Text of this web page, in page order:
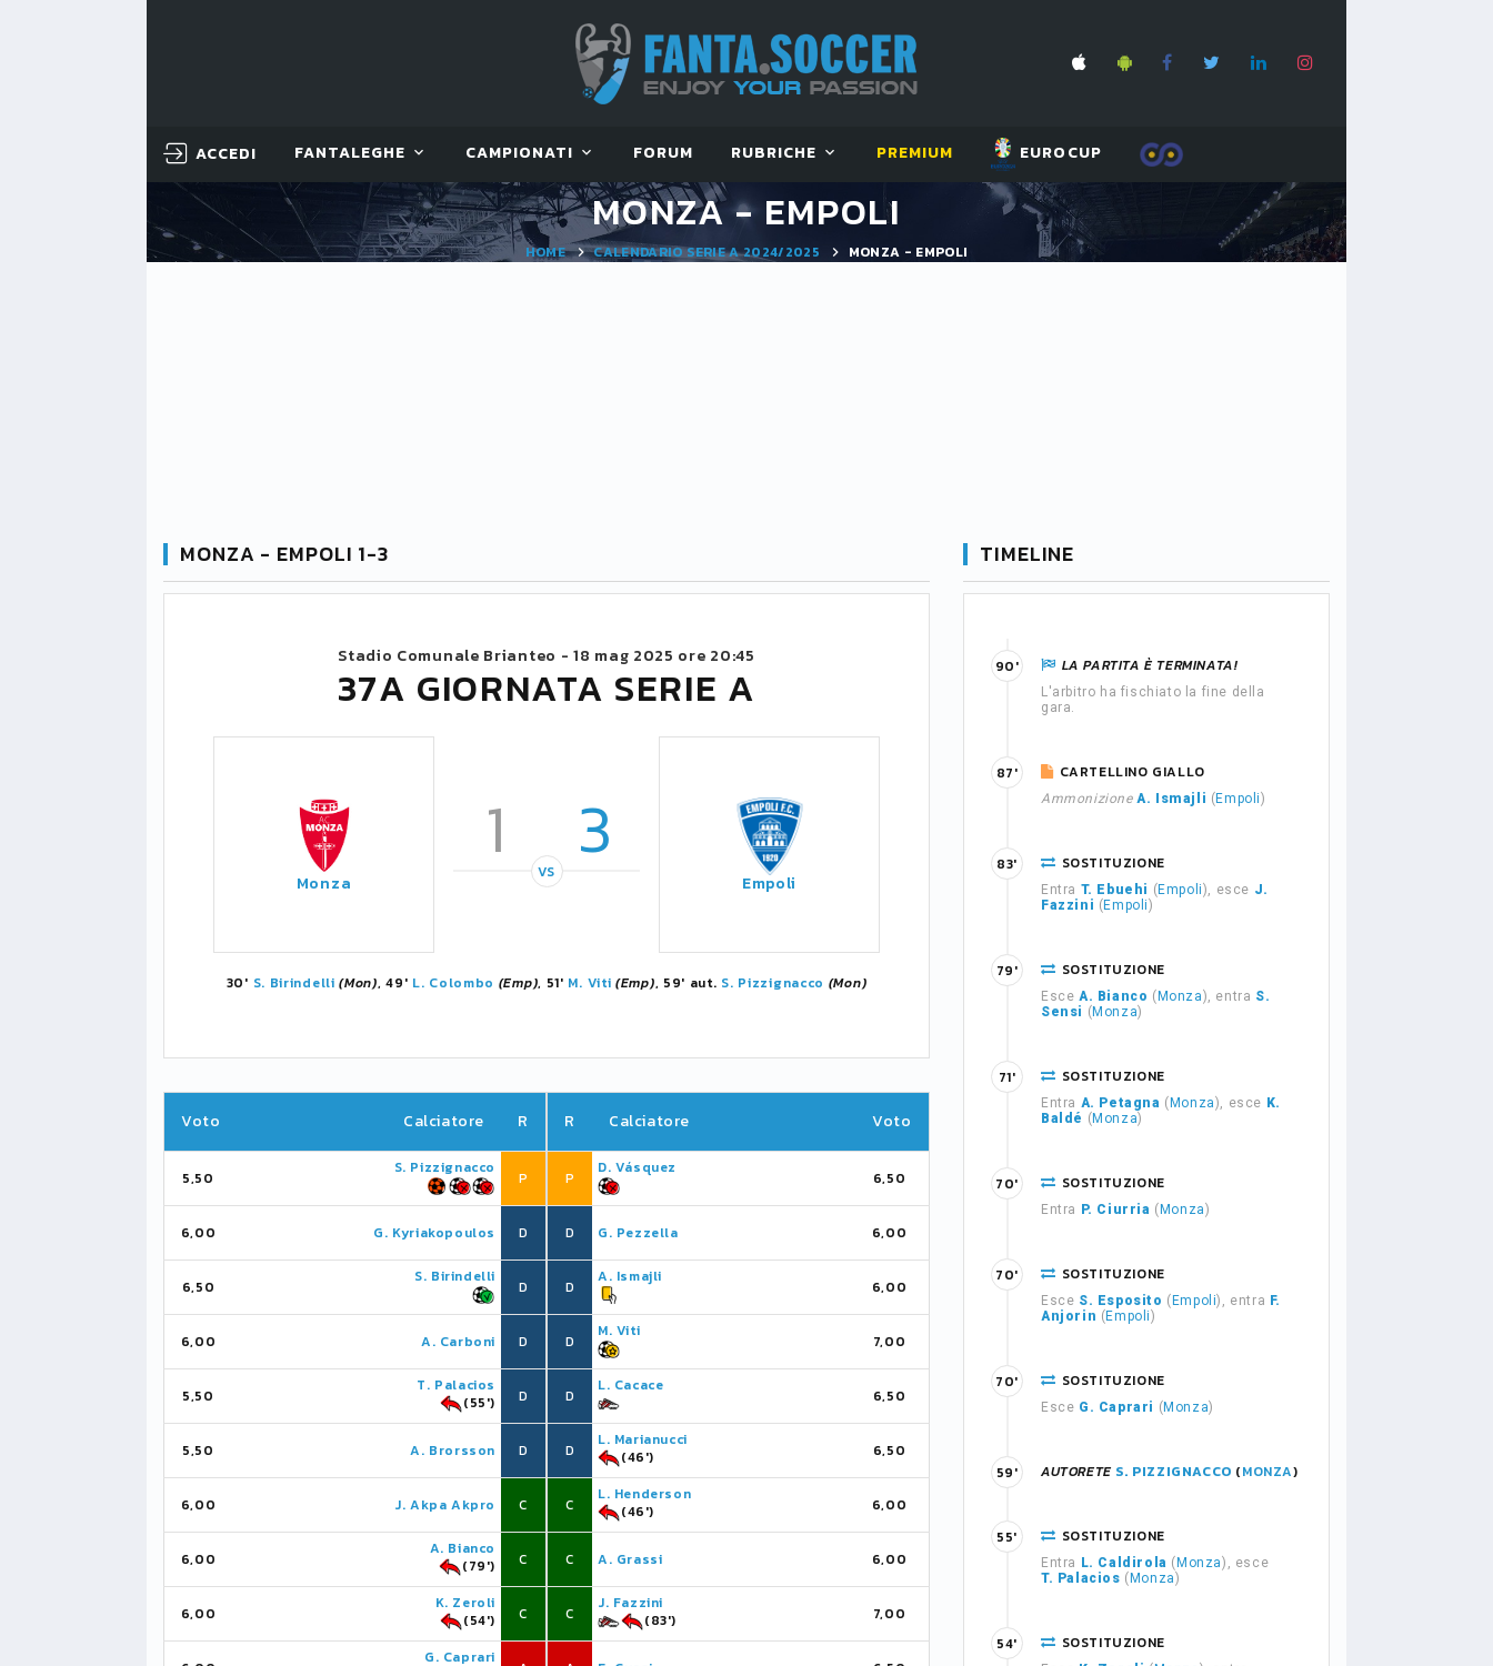
ACCEDI FANTALEGHE CAMPIONATI FORUM RUBRICHE PREMIUM EUROCUP
MONZA - EMPOLI
HOME CALENDARIO SERIE A 2024/2025 MONZA - EMPOLI
MONZA - EMPOLI 1-3
Stadio Comunale Brianteo -18 mag 2025 ore 20:45
37A GIORNATA SERIE A
Monza
1 3
VS Empoli
30' S. Birindelli (Mon), 49' L. Colombo (Emp), 51' M. Viti (Emp), 59' aut. S. Pizzignacco (Mon)
Voto Calciatore R
5,50
S. Pizzignacco
P
6,00 G. Kyriakopoulos D
6,50
S. Birindelli
D
6,00 A. Carboni D
5,50
T. Palacios
(55')
D
5,50 A. Brorsson D
6,00 J. Akpa Akpro C
6,00
A. Bianco
(79')
C
6,00
K. Zeroli
(54')
C
G. Caprari
R Calciatore Voto
P
D. Vásquez
6,50
D G. Pezzella 6,00
D
A. Ismajli
6,00
D
M. Viti
7,00
D
L. Cacace
6,50
D
L. Marianucci
(46')
6,50
C
L. Henderson
(46')
6,00
C A. Grassi 6,00
C
J. Fazzini
(83')
7,00
TIMELINE
LA PARTITA È TERMINATA!
L'arbitro ha fischiato la fine della
gara.
90'
CARTELLINO GIALLO
Ammonizione A. Ismajli ( Empoli)
87'
SOSTITUZIONE
Entra T. Ebuehi ( Empoli), esce J.
Fazzini ( Empoli)
83'
SOSTITUZIONE
Esce A. Bianco ( Monza), entra S.
Sensi ( Monza)
79'
SOSTITUZIONE
Entra A. Petagna ( Monza), esce K.
Baldé ( Monza)
71'
SOSTITUZIONE
Entra P. Ciurria ( Monza)
70'
SOSTITUZIONE
Esce S. Esposito ( Empoli), entra F.
Anjorin ( Empoli)
70'
SOSTITUZIONE
Esce G. Caprari ( Monza)
70'
AUTORETE S. PIZZIGNACCO (MONZA)
59'
SOSTITUZIONE
Entra L. Caldirola ( Monza), esce
T. Palacios ( Monza)
55'
SOSTITUZIONE
54'